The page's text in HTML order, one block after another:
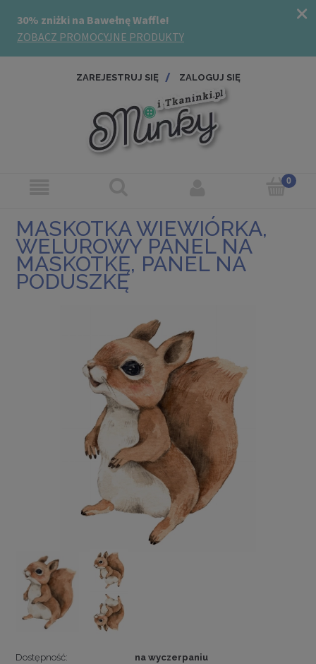
ZAREJESTRUJ SIĘ ZALOGUJ SIĘ
MASKOTKA WIEWIÓRKA,
WELUROWY PANEL NA
MASKOTKĘ, PANEL NA
PODUSZKĘ
Dostępność:
na wyczerpaniu